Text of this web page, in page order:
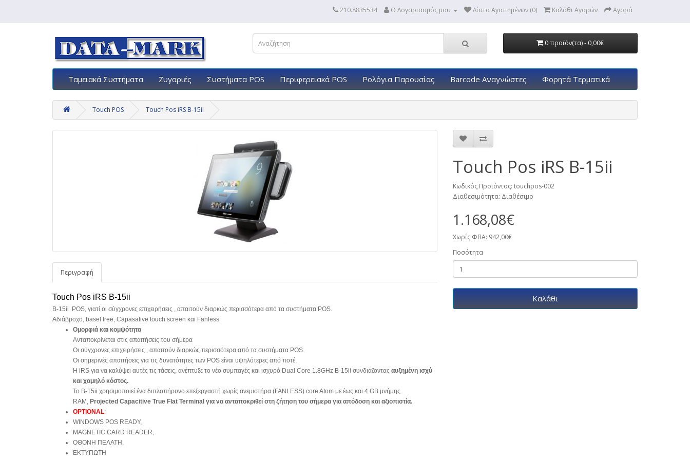
210.8835534 Ο Λογαριασμός μου Λίστα Αγαπημένων (0) Καλάθι Αγορών Αγορά
0 προϊόν(τα) - 0,00€
Ταμειακά Συστήματα Ζυγαριές Συστήματα POS Περιφερειακά POS Ρολόγια Παρουσίας Barcode Αναγνώστες Φορητά Τερματικά
Touch POS Touch Pos iRS B-15ii
Περιγραφή
Touch Pos iRS B-15ii
B-15ii POS, γιατί οι σύγχρονες επιχειρήσεις , απαιτούν διαρκώς περισσότερα από τα συστήματα POS.
Αδιάβροχο, basel free, Capasative touch screen και Fanless
Ομορφιά και κομψότητα
Ανταποκρίνεται στις απαιτήσεις του σήμερα
Οι σύγχρονες επιχειρήσεις , απαιτούν διαρκώς περισσότερα από τα συστήματα POS.
Οι σημερινές απαιτήσεις για τις δυνατότητες των POS είναι υψηλότερες από ποτέ.
Η iRS για να καλύψει αυτές τις τάσεις, ανέπτυξε το νέο συμπαγές και ισχυρό Dual Core 1.8GHz B-15ii συνδιάζοντας αυξημένη ισχύ
και χαμηλό κόστος.
Το Β-15ii χρησιμοποιεί ένα διπλοπήρυνο επεξεργαστή χωρίς ανεμιστήρα (FANLESS) core Atom με έως και 4 GB μνήμης
RAM, Projected Capacitive True Flat Terminal για να ανταποκριθεί στη ζήτηση του σήμερα για απόδοση και αξιοπιστία.
OPTIONAL:
WINDOWS POS READY,
MAGNETIC CARD READER,
ΟΘΟΝΗ ΠΕΛΑΤΗ,
ΕΚΤΥΠΩΤΗ
Touch Pos iRS B-15ii
Κωδικός Προϊόντος: touchpos-002
Διαθεσιμότητα: Διαθέσιμο
1.168,08€
Χωρίς ΦΠΑ: 942,00€
Ποσότητα
Καλάθι